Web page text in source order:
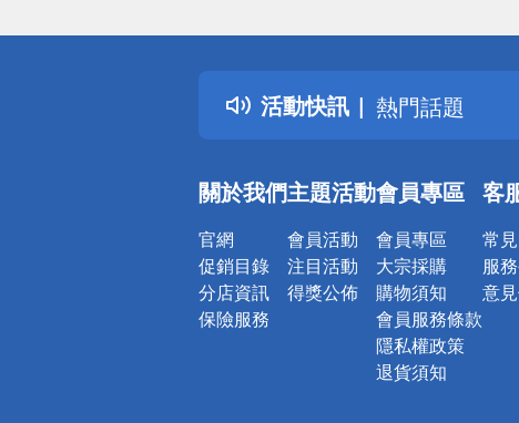
活動快訊
詐騙網頁！請
得獎公告
熱門話題
銀行優惠
詐騙網頁！請
關於我們
官網
促銷目錄
分店資訊
保險服務
主題活動
會員活動
注目活動
得獎公佈
會員專區
會員專區
大宗採購
購物須知
會員服務條款
隱私權政策
退貨須知
客
常
服
意